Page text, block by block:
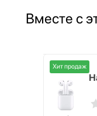
Вместе с
Хит продаж